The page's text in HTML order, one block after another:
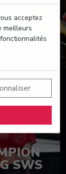
acceptez
meilleurs
SWS